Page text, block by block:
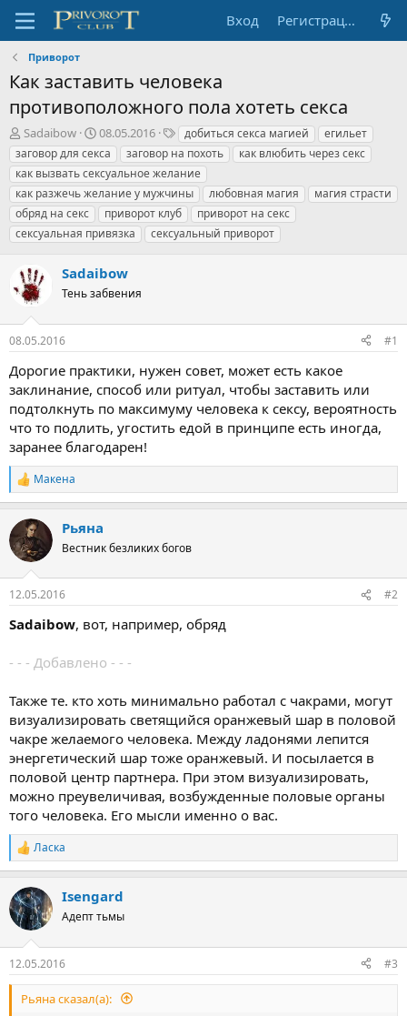
Вход Регистрация
Приворот
Как заставить человека
противоположного пола хотеть секса
А
в
т
о
р
т
е
м
Sadaibow
Д
а
т
а
н
ч
а
а
08.05.2016
Т
е
г
и
добиться секса магией
егильет
заговор для секса
заговор на похоть
как влюбить через секс
как вызвать сексуальное желание
как разжечь желание у мужчины
любовная магия
магия страсти
обряд на секс
приворот клуб
приворот на секс
сексуальная привязка
сексуальный приворот
Sadaibow
Тень забвения
08.05.2016 #1
Дорогие практики, нужен совет, может есть какое
заклинание, способ или ритуал, чтобы заставить или
подтолкнуть по максимуму человека к сексу, вероятность
что то подлить, угостить едой в принципе есть иногда,
заранее благодарен!
Р
е
к
ц
и
Макена
Рьяна
Вестник безликих богов
12.05.2016 #2
Sadaibow, вот, например, обряд
- - - Добавлено - - -
Также те. кто хоть минимально работал с чакрами, могут
визуализировать светящийся оранжевый шар в половой
чакре желаемого человека. Между ладонями лепится
энергетический шар тоже оранжевый. И посылается в
половой центр партнера. При этом визуализировать,
можно преувеличивая, возбужденные половые органы
того человека. Его мысли именно о вас.
Р
е
к
ц
и
Ласка
Isengard
Адепт тьмы
12.05.2016 #3
Рьяна сказал(а):